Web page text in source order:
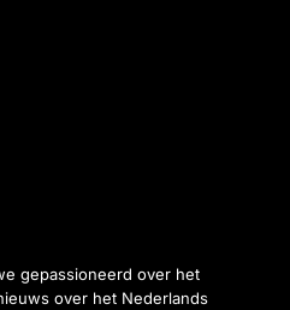
gepassioneerd over het
over het Nederlands